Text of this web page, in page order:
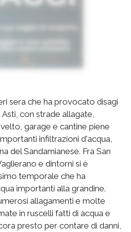
sera che ha provocato disagi
con strade allagate,
garage e cantine piene
infiltrazioni d'acqua,
del Sandamianese. Fra San
e dintorni si è
temporale che ha
importanti alla grandine.
allagamenti e molte
in ruscelli fatti di acqua e
presto per contare di danni,